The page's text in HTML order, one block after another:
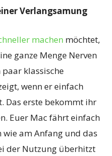
Verlangsamung
machen möchtet,
ganze Menge Nerven
paar klassische
wenn er einfach
Das erste bekommt ihr
Euer Mac fährt einfach
wie am Anfang und das
der Nutzung überhitzt